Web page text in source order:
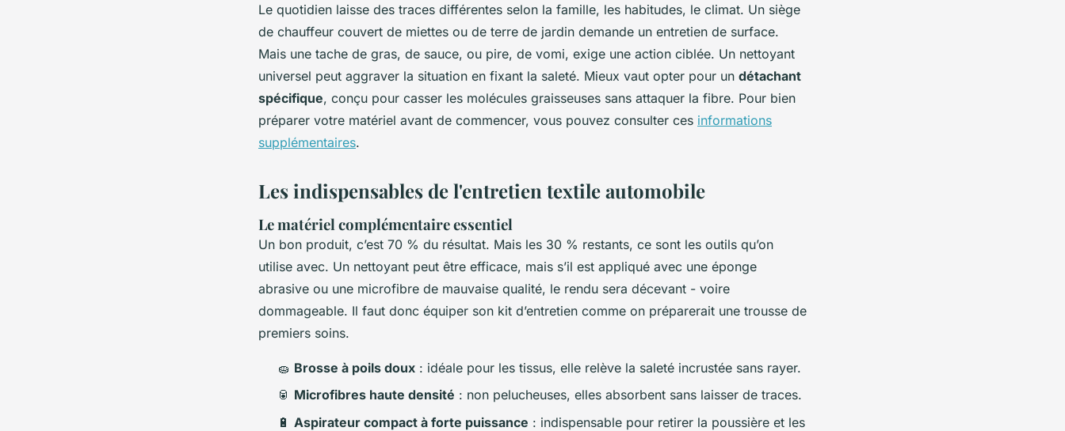
Le quotidien laisse des traces différentes selon la famille, les habitudes, le climat. Un siège
de chauffeur couvert de miettes ou de terre de jardin demande un entretien de surface.
Mais une tache de gras, de sauce, ou pire, de vomi, exige une action ciblée. Un nettoyant
universel peut aggraver la situation en fixant la saleté. Mieux vaut opter pour un détachant
spécifique, conçu pour casser les molécules graisseuses sans attaquer la fibre. Pour bien
préparer votre matériel avant de commencer, vous pouvez consulter ces informations
supplémentaires.
Les indispensables de l'entretien textile automobile
Le matériel complémentaire essentiel
Un bon produit, c’est 70 % du résultat. Mais les 30 % restants, ce sont les outils qu’on
utilise avec. Un nettoyant peut être efficace, mais s’il est appliqué avec une éponge
abrasive ou une microfibre de mauvaise qualité, le rendu sera décevant - voire
dommageable. Il faut donc équiper son kit d’entretien comme on préparerait une trousse de
premiers soins.
🧽 Brosse à poils doux : idéale pour les tissus, elle relève la saleté incrustée sans rayer.
🥫 Microfibres haute densité : non pelucheuses, elles absorbent sans laisser de traces.
🔋 Aspirateur compact à forte puissance : indispensable pour retirer la poussière et les